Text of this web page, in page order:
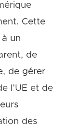
Cette
un
de
de gérer
l’UE et de
des